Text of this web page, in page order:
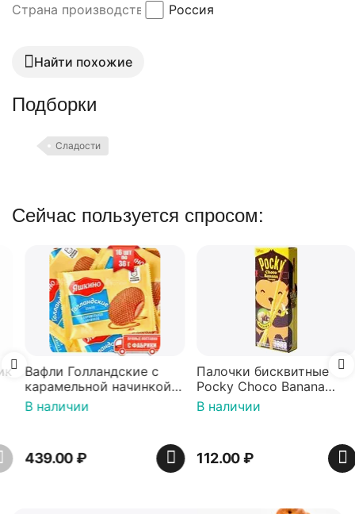
Страна производства Россия
Найти похожие
Подборки
Сладости
Сейчас пользуется спросом:
Вафли Голландские с
карамельной начинкой
16 шт по 36 г ТМ Яшкино
В наличии
439.00₽
Палочки бисквитные
Pocky Choco Banana
25гр
В наличии
112.00₽